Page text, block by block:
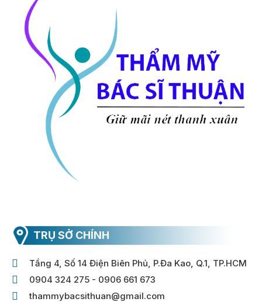
TRỤ SỞ CHÍNH
Tầng 4, Số 14 Điện Biên Phủ, P.Đa Kao, Q.1, TP.HCM
0904 324 275 - 0906 661 673
thammybacsithuan@gmail.com